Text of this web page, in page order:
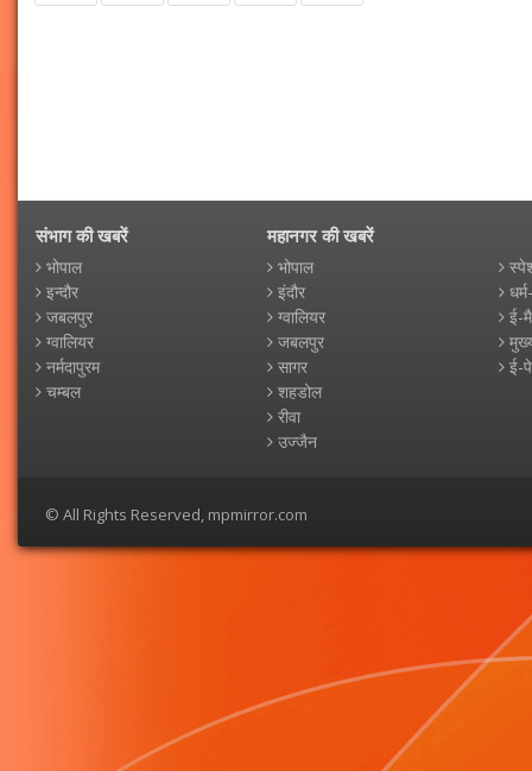
संभाग की खबरें
भोपाल
इन्दौर
जबलपुर
ग्वालियर
नर्मदापुरम
चम्बल
महानगर की खबरें
भोपाल
इंदौर
ग्वालियर
जबलपुर
सागर
शहडोल
रीवा
उज्जैन
ई-
ई-
© All Rights Reserved, mpmirror.com